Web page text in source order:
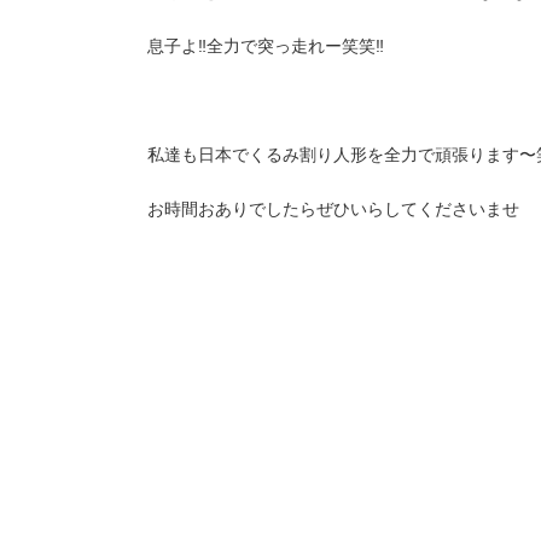
息子よ‼︎全力で突っ走れー笑笑‼︎
私達も日本でくるみ割り人形を全力で頑張ります〜
お時間おありでしたらぜひいらしてくださいませ